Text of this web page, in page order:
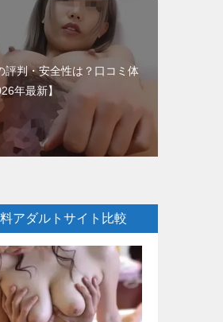
評判・安全性は？口コミ体
年最新】
料アダルトサイト比較